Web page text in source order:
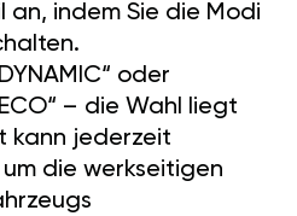
an, indem Sie die Modi
oder
– die Wahl liegt
kann jederzeit
die werkseitigen